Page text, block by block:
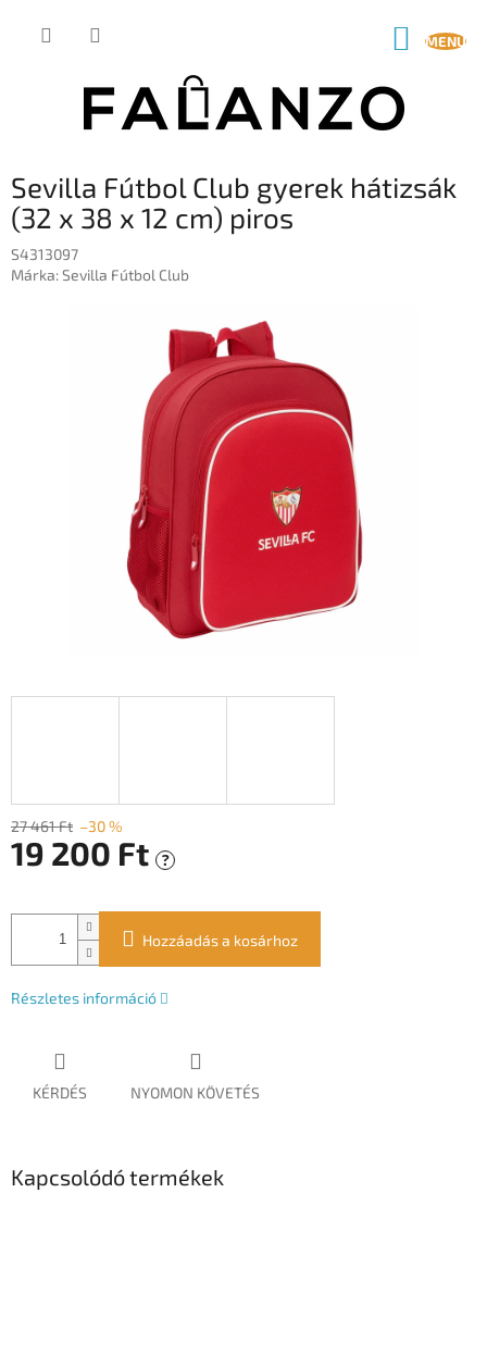
KOSÁR
Sevilla Fútbol Club gyerek hátizsák
(32 x 38 x 12 cm) piros
S4313097
Márka:Sevilla Fútbol Club
27 461 Ft –30 %
19 200 Ft ?
Hozzáadás a kosárhoz
Részletes információ
KÉRDÉS NYOMON KÖVETÉS
Kapcsolódó termékek